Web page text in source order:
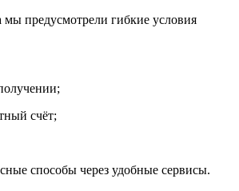
мы предусмотрели гибкие условия
счёт;
способы через удобные сервисы.